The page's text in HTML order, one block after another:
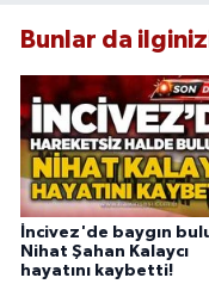
Bunlar da
İncivez'de baygın
Nihat Şahan Kalaycı
hayatını kaybetti!